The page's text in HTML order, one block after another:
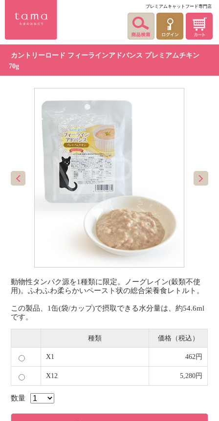
プレミアムキャットフード専門店
カントリーロード フィーラインアドバンス プレミアムチキン
70g
動物性タンパク源を1種類に限定。ノーグレイン(穀類不使
用)。ふわふわ柔らかいペースト状の総合栄養食レトルト。
この製品、1缶(袋/カップ)で摂取できる水分量は、約54.6ml
です。
種類 価格（税込）
X1 462円
X12 5,280円
数量